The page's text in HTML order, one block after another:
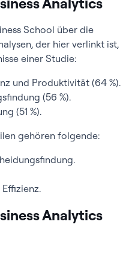
School über die
der hier verlinkt ist,
einer Studie:
und Produktivität (64 %).
(56 %).
(51 %).
gehören folgende:
Analytics